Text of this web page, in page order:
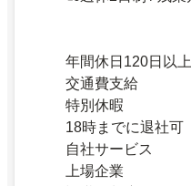
年間休日120日以上
交通費支給
特別休暇
18時までに退社可
自社サービス
上場企業